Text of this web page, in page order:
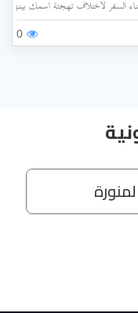
السفر لاختلاف تهجئة اسمك بينها
0